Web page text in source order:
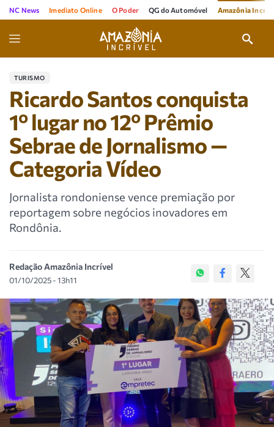
NC News Imediato Online O Poder QG do Automóvel Amazônia
TURISMO
Ricardo Santos conquista
1º lugar no 12º Prêmio
Sebrae de Jornalismo —
Categoria Vídeo
Jornalista rondoniense vence premiação por
reportagem sobre negócios inovadores em
Rondônia.
Redação Amazônia Incrível
01/10/2025 - 13h11